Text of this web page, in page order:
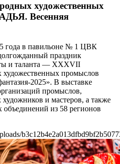
художественных
Весенняя
года в павильонe № 1 ЦВК
праздник
и таланта — XXХVII
художественных промыслов
2025». В выставке
промыслов,
и мастеров, а также
объединений из 58 регионов